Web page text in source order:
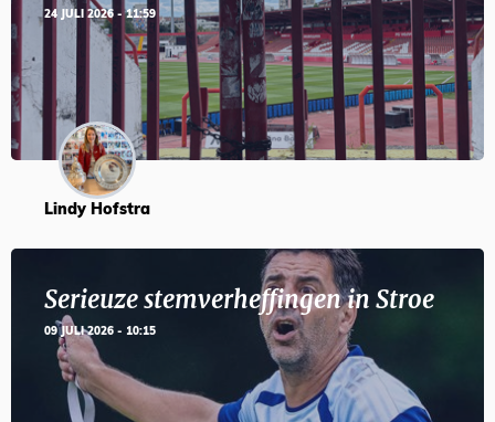
24 JULI 2026 - 11:59
Lindy Hofstra
Serieuze stemverheffingen in Stroe
09 JULI 2026 - 10:15